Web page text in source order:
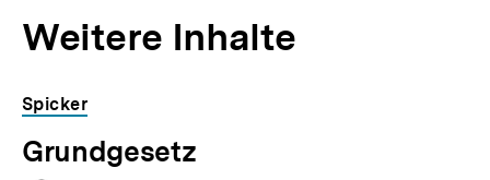
Weitere Inhalte
Inhaltskarousell
für
weitere
Inhalte
Inhaltskarussell
überspringen
Spicker
Grundgesetz